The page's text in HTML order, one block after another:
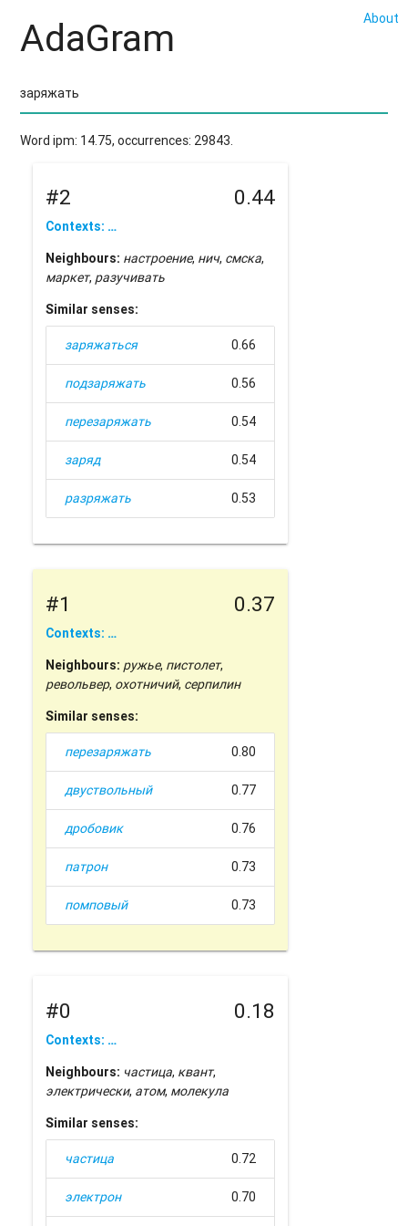
About
AdaGram
Word ipm: 14.75, occurrences: 29843.
#2 0.44
Contexts: …
Neighbours: настроение, нич, смска,
маркет, разучивать
Similar senses:
заряжаться 0.66
подзаряжать 0.56
перезаряжать 0.54
заряд 0.54
разряжать 0.53
#1 0.37
Contexts: …
Neighbours: ружье, пистолет,
револьвер, охотничий, серпилин
Similar senses:
перезаряжать 0.80
двуствольный 0.77
дробовик 0.76
патрон 0.73
помповый 0.73
#0 0.18
Contexts: …
Neighbours: частица, квант,
электрически, атом, молекула
Similar senses:
частица 0.72
электрон 0.70